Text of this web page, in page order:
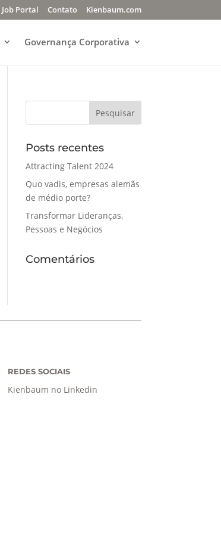
Job Portal Contato Kienbaum.com
Governança Corporativa
Posts recentes
Attracting Talent 2024
Quo vadis, empresas alemãs
de médio porte?
Transformar Lideranças,
Pessoas e Negócios
Comentários
REDES SOCIAIS
Kienbaum no Linkedin